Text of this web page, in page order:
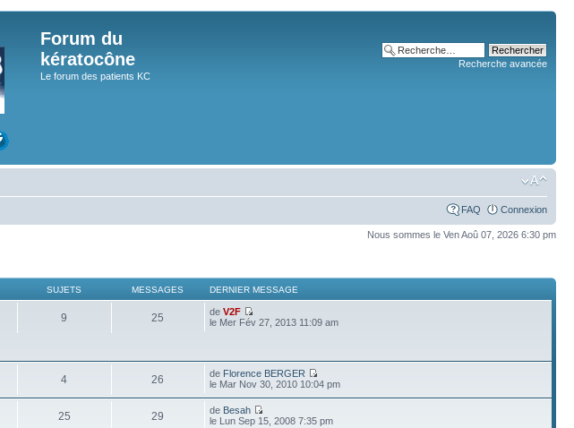
Forum du
kératocône
Le forum des patients KC
Recherche avancée
FAQ Connexion
Nous sommes le Ven Aoû 07, 2026 6:30 pm
SUJETS MESSAGES DERNIER MESSAGE
9 25 deV2F
le Mer Fév 27, 2013 11:09 am
4 26 de Florence BERGER
le Mar Nov 30, 2010 10:04 pm
25 29 de Besah
le Lun Sep 15, 2008 7:35 pm